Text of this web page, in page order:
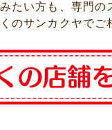
たい方も、専門の
のサンカクヤでご